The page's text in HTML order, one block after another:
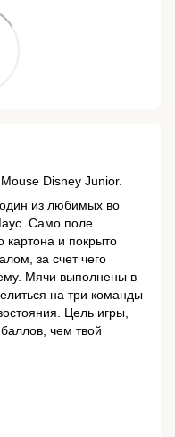
Disney Junior.
из любимых во
Само поле
картона и покрыто
за счет чего
Мячи выполнены в
на три команды
Цель игры,
чем твой